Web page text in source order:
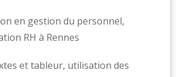
et tableur, utilisation des